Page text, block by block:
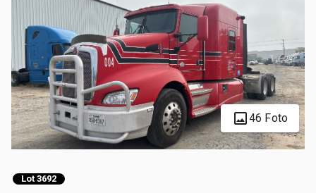
46 Foto
Lot 3692